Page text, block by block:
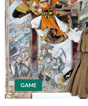
GAME